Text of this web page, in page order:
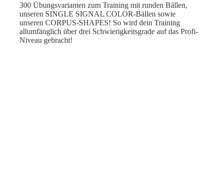
300 Übungsvarianten zum Training mit runden Bällen,
unseren SINGLE SIGNAL COLOR-Bällen sowie
unseren CORPUS-SHAPES! So wird dein Training
allumfänglich über drei Schwierigkeitsgrade auf das Profi-
Niveau gebracht!